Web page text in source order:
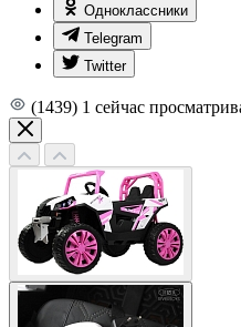
Одноклассники
Telegram
Twitter
(1439) 1 сейчас